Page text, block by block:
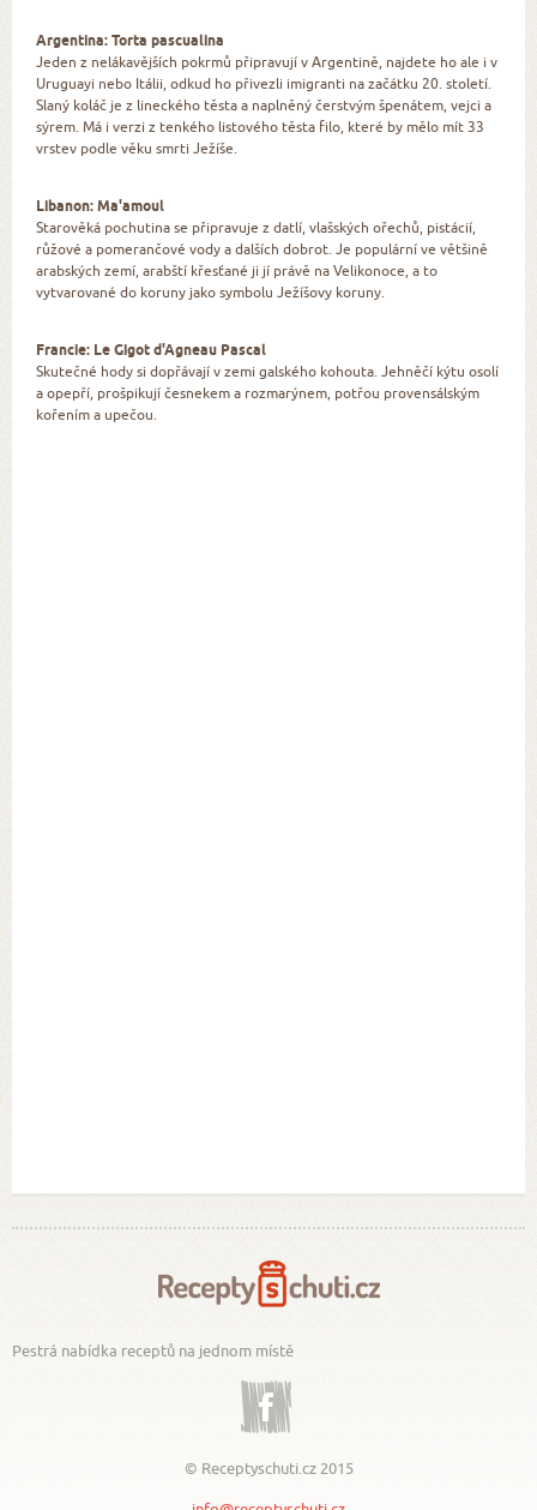
Argentina: Torta pascualina
Jeden z nelákavějších pokrmů připravují v Argentině, najdete ho ale i v
Uruguayi nebo Itálii, odkud ho přivezli imigranti na začátku 20. století.
Slaný koláč je z lineckého těsta a naplněný čerstvým špenátem, vejci a
sýrem. Má i verzi z tenkého listového těsta filo, které by mělo mít 33
vrstev podle věku smrti Ježíše.
Libanon: Ma'amoul
Starověká pochutina se připravuje z datlí, vlašských ořechů, pistácií,
růžové a pomerančové vody a dalších dobrot. Je populární ve většině
arabských zemí, arabští křesťané ji jí právě na Velikonoce, a to
vytvarované do koruny jako symbolu Ježíšovy koruny.
Francie: Le Gigot d'Agneau Pascal
Skutečné hody si dopřávají v zemi galského kohouta. Jehněčí kýtu osolí
a opepří, prošpikují česnekem a rozmarýnem, potřou provensálským
kořením a upečou.
Pestrá nabídka receptů na jednom místě
Facebook
© Receptyschuti.cz 2015